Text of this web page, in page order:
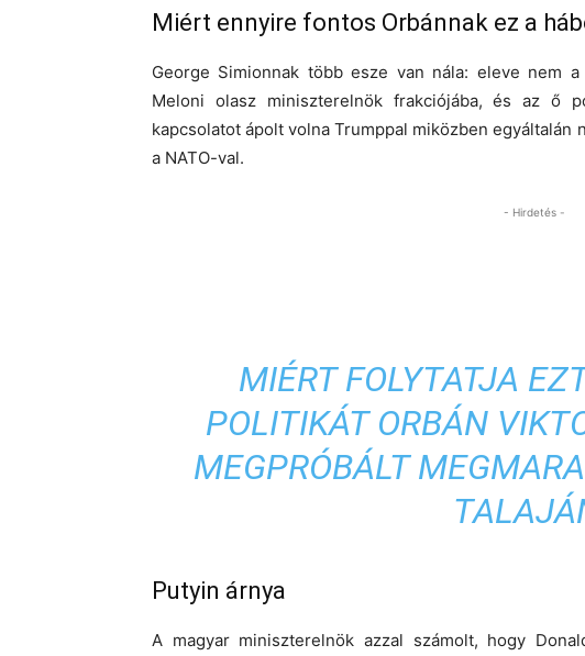
Miért ennyire fontos Orbánnak ez a
George Simionnak több esze van nála: eleve nem
Meloni olasz miniszterelnök frakciójába, és az ő
kapcsolatot ápolt volna Trumppal miközben egyáltalán
a NATO-val.
- Hirdetés -
MIÉRT FOLYTATJA
POLITIKÁT ORBÁN
MEGPRÓBÁLT
Putyin árnya
A magyar miniszterelnök azzal számolt, hogy